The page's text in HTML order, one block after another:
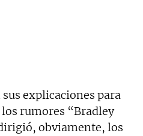
explicaciones para
rumores “Bradley
obviamente, los